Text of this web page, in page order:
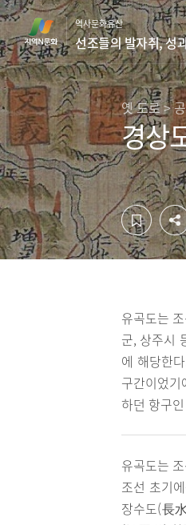
컨
텐
츠
영
역
바
가
기
하
단
영
역
바
로
기
역사문화유산
선조들의 발자취, 성
옛 도로 >
경상
유곡도는
군, 상주시
에 해당한
구간이었
하던 항구
유곡도는
조선 초기
장수도(長